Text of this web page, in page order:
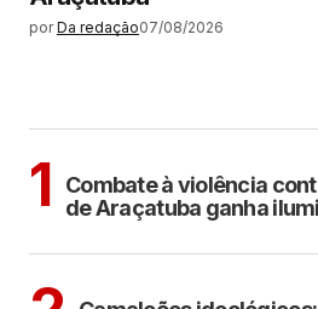
por Da redação07/08/2026
1
Combate à violência
de Araçatuba ganha